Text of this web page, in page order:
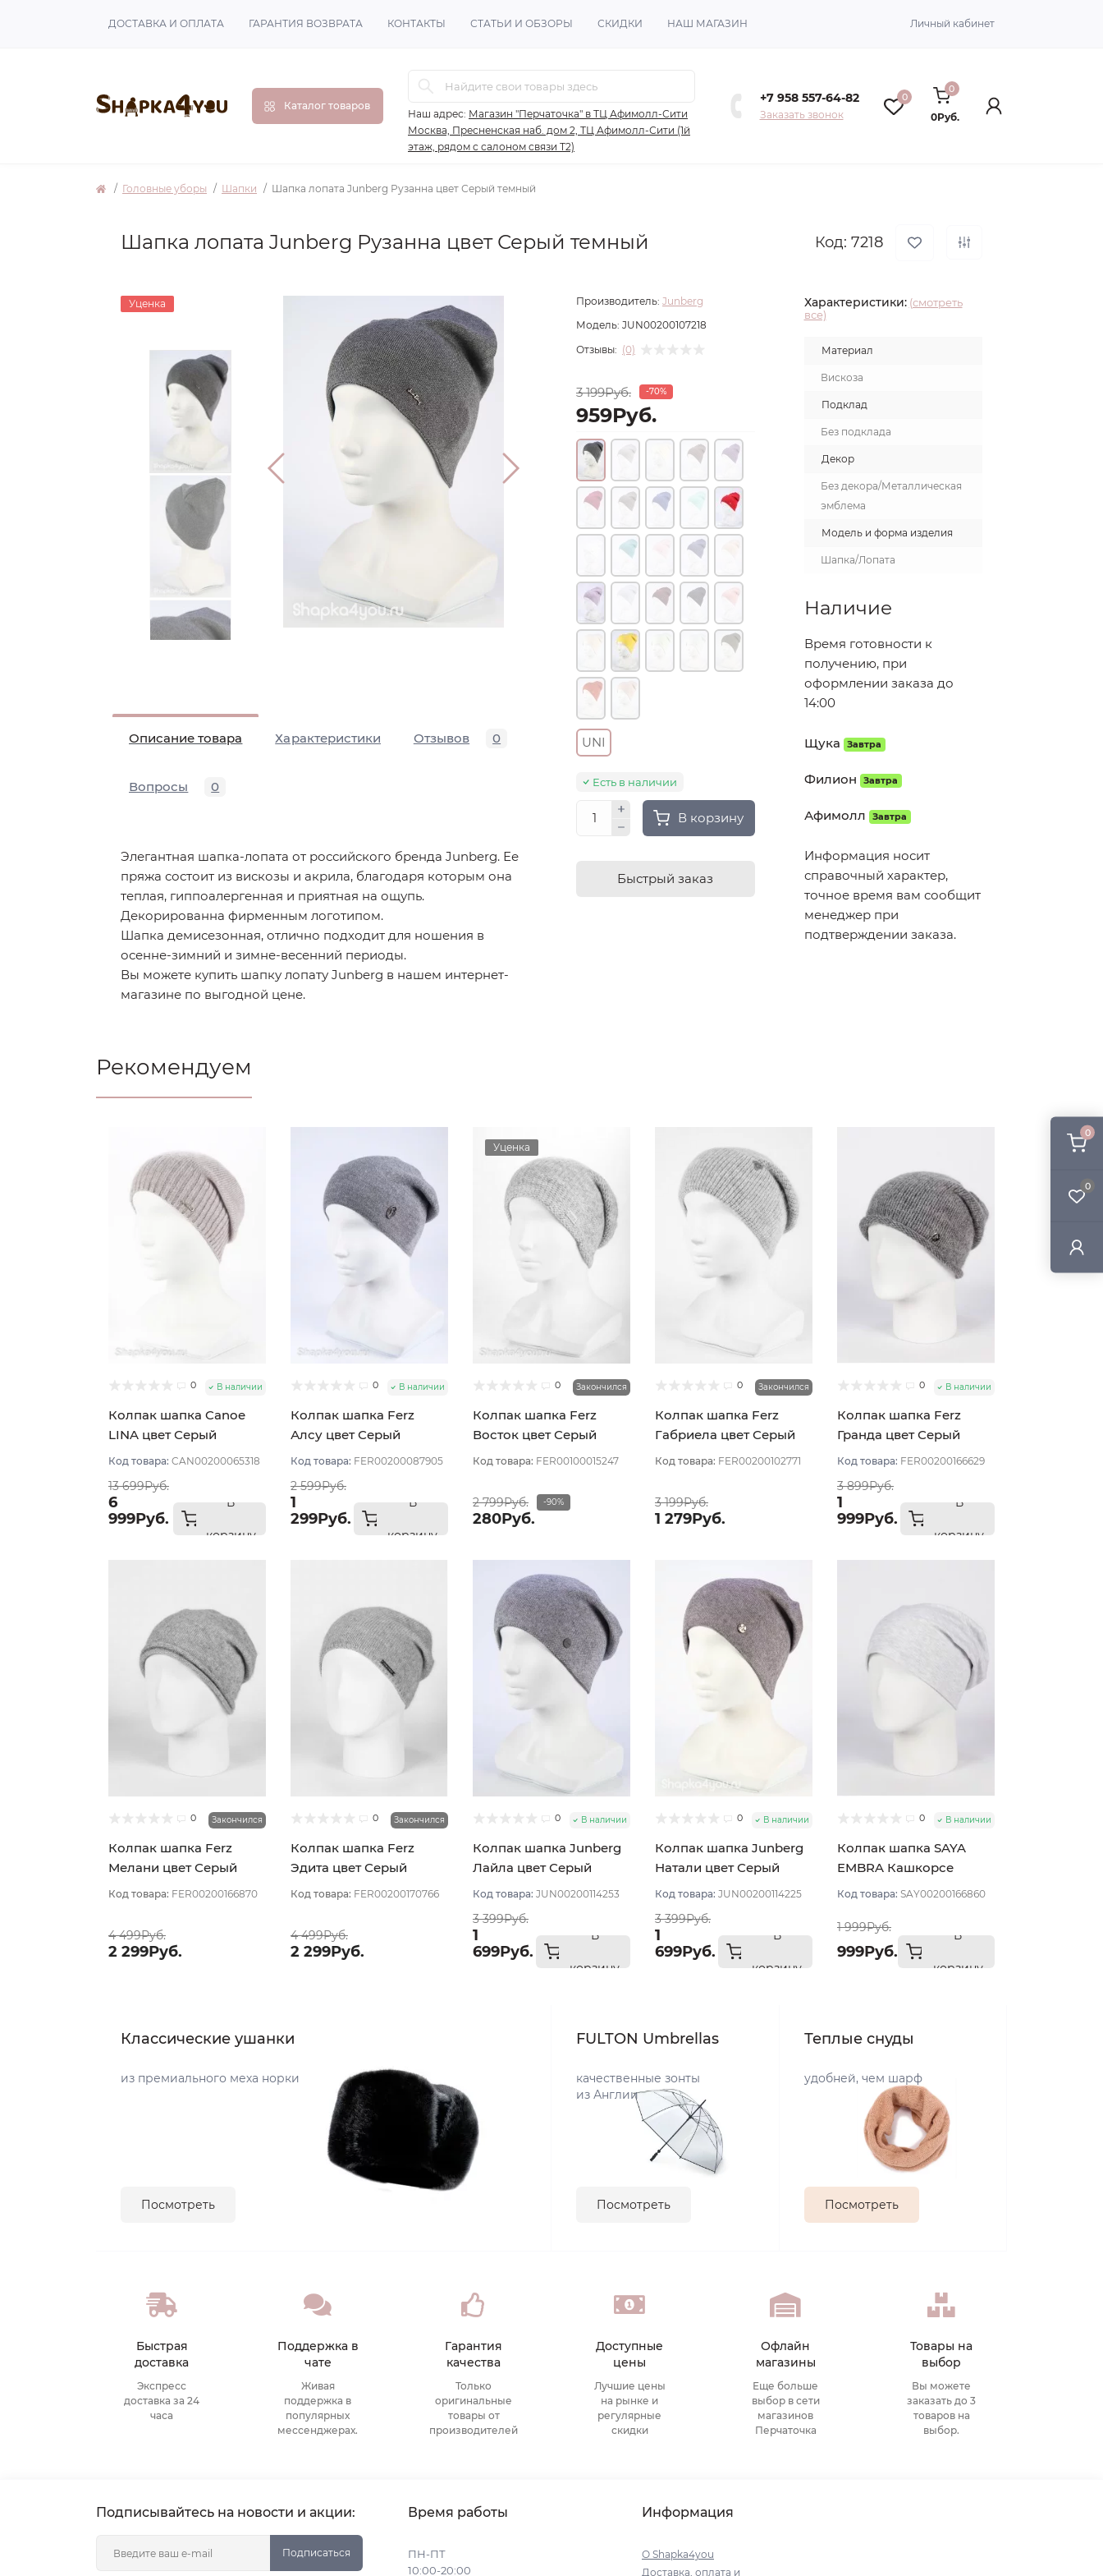
0
0
ДОСТАВКА И ОПЛАТА ГАРАНТИЯ ВОЗВРАТА КОНТАКТЫ СТАТЬИ И ОБЗОРЫ СКИДКИ НАШ МАГАЗИН Личный кабинет
Каталог товаров
Наш адрес: Магазин "Перчаточка" в ТЦ Афимолл-Сити
Москва, Пресненская наб. дом 2, ТЦ Афимолл-Сити (1й
этаж, рядом с салоном связи Т2)
+7 958 557-64-82
Заказать звонок
0
0
0Руб.
Головные уборы Шапки Шапка лопата Junberg Рузанна цвет Серый темный
Шапка лопата Junberg Рузанна цвет Серый темный Код: 7218
Уценка
Описание товара Характеристики Отзывов 0
Вопросы 0
Элегантная шапка-лопата от российского бренда Junberg. Ее
пряжа состоит из вискозы и акрила, благодаря которым она
теплая, гиппоалергенная и приятная на ощупь.
Декорированна фирменным логотипом.
Шапка демисезонная, отлично подходит для ношения в
осенне-зимний и зимне-весенний периоды.
Вы можете купить шапку лопату Junberg в нашем интернет-
магазине по выгодной цене.
Производитель: Junberg
Модель: JUN00200107218
Отзывы: (0)
3 199Руб. -70%
959Руб.
UNI
Есть в наличии
В корзину
Быстрый заказ
Характеристики: (смотреть
все)
Материал
Вискоза
Подклад
Без подклада
Декор
Без декора/Металлическая
эмблема
Модель и форма изделия
Шапка/Лопата
Наличие
Время готовности к
получению, при
оформлении заказа до
14:00
Щука Завтра
Филион Завтра
Афимолл Завтра
Информация носит
справочный характер,
точное время вам сообщит
менеджер при
подтверждении заказа.
Рекомендуем
0 В наличии
Колпак шапка Canoe
LINA цвет Серый
светлый
Код товара: CAN00200065318
13 699Руб.
6
999Руб.
В
корзину
0 В наличии
Колпак шапка Ferz
Алсу цвет Серый
Код товара: FER00200087905
2 599Руб.
1
299Руб.
В
корзину
Уценка
0 Закончился
Колпак шапка Ferz
Восток цвет Серый
светлый
Код товара: FER00100015247
2 799Руб. -90%
280Руб.
0 Закончился
Колпак шапка Ferz
Габриела цвет Серый
светлый
Код товара: FER00200102771
3 199Руб.
1 279Руб.
0 В наличии
Колпак шапка Ferz
Гранда цвет Серый
Код товара: FER00200166629
3 899Руб.
1
999Руб.
В
корзину
0 Закончился
Колпак шапка Ferz
Мелани цвет Серый
Код товара: FER00200166870
4 499Руб.
2 299Руб.
0 Закончился
Колпак шапка Ferz
Эдита цвет Серый
Код товара: FER00200170766
4 499Руб.
2 299Руб.
0 В наличии
Колпак шапка Junberg
Лайла цвет Серый
темный
Код товара: JUN00200114253
3 399Руб.
1
699Руб.
В
корзину
0 В наличии
Колпак шапка Junberg
Натали цвет Серый
меланж
Код товара: JUN00200114225
3 399Руб.
1
699Руб.
В
корзину
0 В наличии
Колпак шапка SAYA
EMBRA Кашкорсе
"шелк" цвет Серый оч
Код товара: SAY00200166860
1 999Руб.
999Руб.
В
корзину
Классические ушанки
из премиального меха норки
Посмотреть
FULTON Umbrellas
качественные зонты
из Англии
Посмотреть
Теплые снуды
удобней, чем шарф
Посмотреть
Быстрая
доставка
Экспресс
доставка за 24
часа
Поддержка в
чате
Живая
поддержка в
популярных
мессенджерах.
Гарантия
качества
Только
оригинальные
товары от
производителей
Доступные
цены
Лучшие цены
на рынке и
регулярные
скидки
Офлайн
магазины
Еще больше
выбор в сети
магазинов
Перчаточка
Товары на
выбор
Вы можете
заказать до 3
товаров на
выбор.
Подписывайтесь на новости и акции:
Подписаться
Время работы
ПН-ПТ
10:00-20:00
Информация
О Shapka4you
Доставка, оплата и